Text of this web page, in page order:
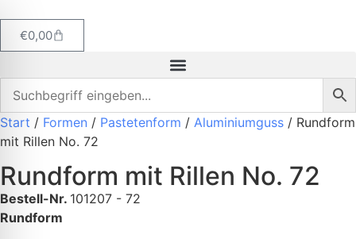
€0,00
Start / Formen / Pastetenform / Aluminiumguss / Rundform
mit Rillen No. 72
Rundform mit Rillen No. 72
Bestell-Nr. 101207 - 72
Rundform